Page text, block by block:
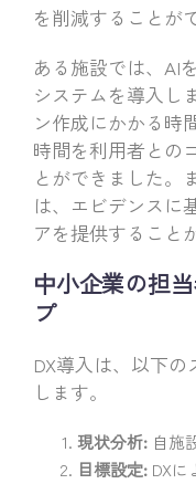
を削減することが
ある施設では、AI
システムを導入し
ン作成にかかる時
時間を利用者との
とができました。
は、エビデンスに
アを提供すること
中小企業の担
プ
DX導入は、以下
します。
現状分析: 自施
目標設定: DX